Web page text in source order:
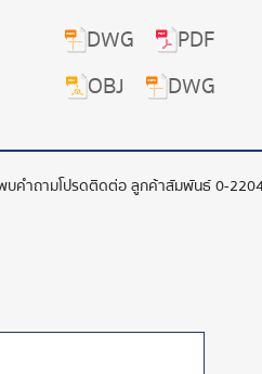
DWG PDF
OBJ DWG
บคำถามโปรดติดต่อ ลูกค้าสัมพันธ์0-